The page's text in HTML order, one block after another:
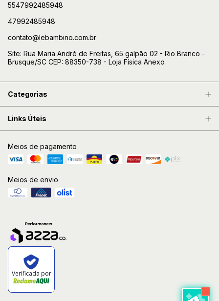
5547992485948
47992485948
contato@lebambino.com.br
Site: Rua Maria André de Freitas, 65 galpão 02 - Rio Branco -
Brusque/SC CEP: 88350-738 - Loja Física Anexo
Categorias
Links Úteis
Meios de pagamento
Meios de envio
Verificada por